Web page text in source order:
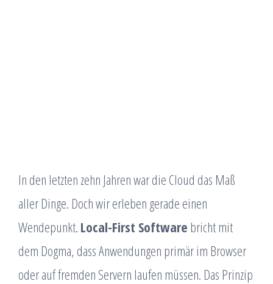
In den letzten zehn Jahren war die Cloud das Maß
aller Dinge. Doch wir erleben gerade einen
Wendepunkt. Local-First Software bricht mit
dem Dogma, dass Anwendungen primär im Browser
oder auf fremden Servern laufen müssen. Das Prinzip